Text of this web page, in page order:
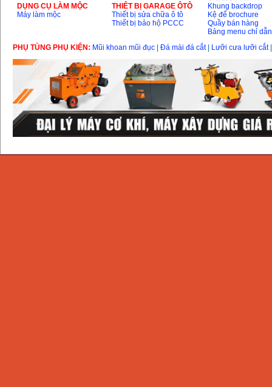
DỤNG CỤ LÀM MỘC
Máy làm mộc
THIÊT BỊ GARAGE ÔTÔ
Thiết bị sửa chữa ô tô
Thiết bị bảo hộ PCCC
Khung backdrop
Kệ để brochure
Quầy bán hàng
Bảng menu chỉ dẫn
PHỤ TÙNG PHỤ KIỆN: Mũi khoan mũi đục Đá mài đá cắt| Lưỡi cưa lưỡi cắt